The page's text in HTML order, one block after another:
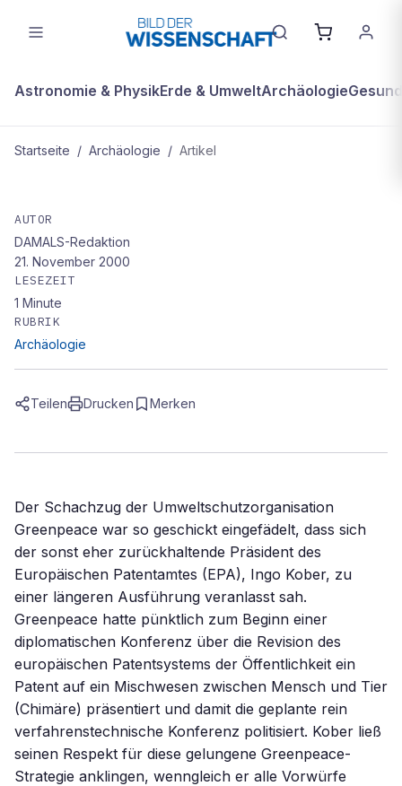
Astronomie & PhysikErde & UmweltArchäologie
Startseite / Archäologie / Artikel
Geschickte Regie von Greenpeace
lenkt Aufmerksamkeit auf Gen-
Patente
AUTOR
DAMALS-Redaktion
21. November 2000
LESEZEIT
1 Minute
RUBRIK
Archäologie
Teilen Drucken Merken
Der Schachzug der Umweltschutzorganisation
Greenpeace war so geschickt eingefädelt, dass sich
der sonst eher zurückhaltende Präsident des
Europäischen Patentamtes (EPA), Ingo Kober, zu
einer längeren Ausführung veranlasst sah.
Greenpeace hatte pünktlich zum Beginn einer
diplomatischen Konferenz über die Revision des
europäischen Patentsystems der Öffentlichkeit ein
Patent auf ein Mischwesen zwischen Mensch und Tier
(Chimäre) präsentiert und damit die geplante rein
verfahrenstechnische Konferenz politisiert. Kober ließ
seinen Respekt für diese gelungene Greenpeace-
Strategie anklingen, wenngleich er alle Vorwürfe